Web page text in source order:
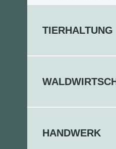
TIERHALTUNG
HANDWERK